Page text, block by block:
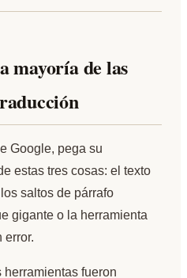
mayoría de las
Google, pega su
estas tres cosas: el texto
saltos de párrafo
gigante o la herramienta
error.
herramientas fueron